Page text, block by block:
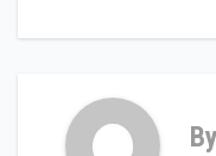
By